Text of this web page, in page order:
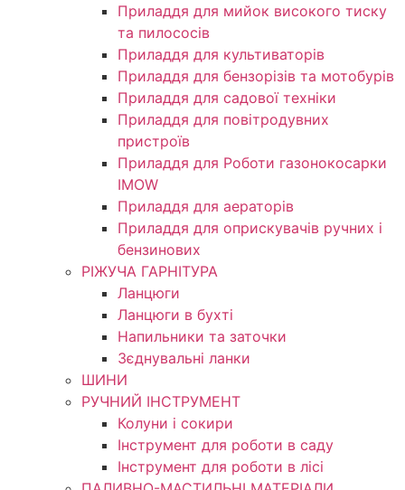
Приладдя для мийок високого тиску
та пилососів
Приладдя для культиваторів
Приладдя для бензорізів та мотобурів
Приладдя для садової техніки
Приладдя для повітродувних
пристроїв
Приладдя для Роботи газонокосарки
IMOW
Приладдя для аераторів
Приладдя для оприскувачів ручних і
бензинових
РІЖУЧА ГАРНІТУРА
Ланцюги
Ланцюги в бухті
Напильники та заточки
Зєднувальні ланки
ШИНИ
РУЧНИЙ ІНСТРУМЕНТ
Колуни і сокири
Інструмент для роботи в саду
Інструмент для роботи в лісі